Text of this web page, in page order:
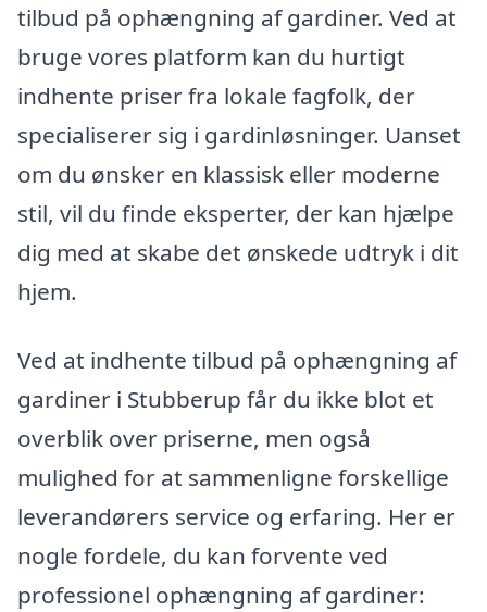
tilbud på ophængning af gardiner. Ved at
bruge vores platform kan du hurtigt
indhente priser fra lokale fagfolk, der
specialiserer sig i gardinløsninger. Uanset
om du ønsker en klassisk eller moderne
stil, vil du finde eksperter, der kan hjælpe
dig med at skabe det ønskede udtryk i dit
hjem.
Ved at indhente tilbud på ophængning af
gardiner i Stubberup får du ikke blot et
overblik over priserne, men også
mulighed for at sammenligne forskellige
leverandørers service og erfaring. Her er
nogle fordele, du kan forvente ved
professionel ophængning af gardiner: